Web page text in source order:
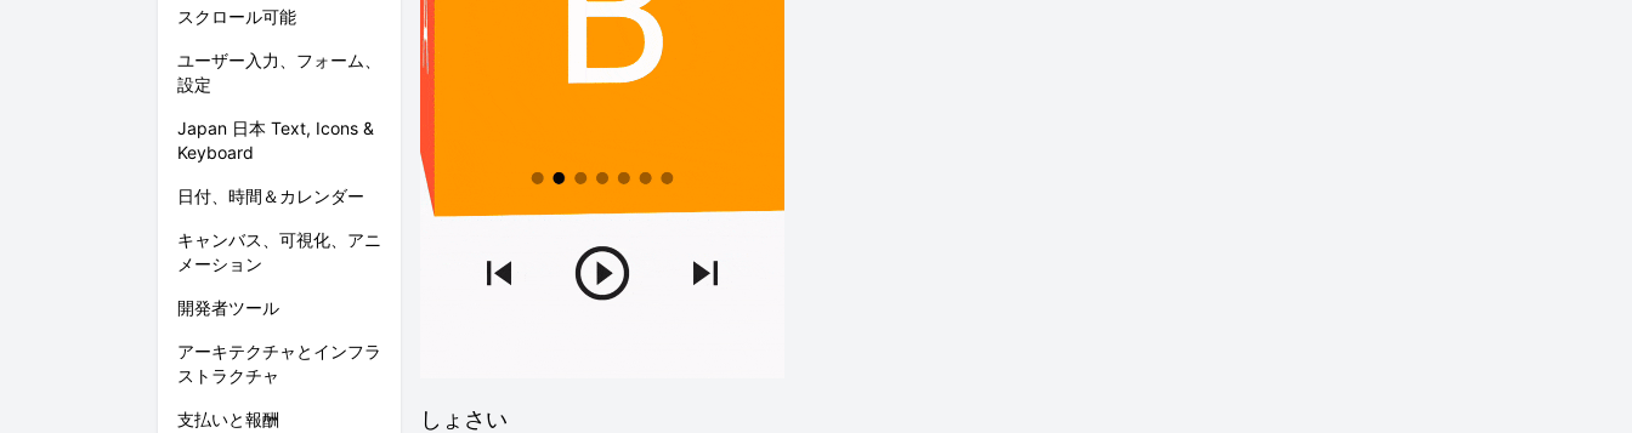
スクロール可能
ユーザー入力、フォーム、
設定
Japan 日本 Text, Icons &
Keyboard
日付、時間＆カレンダー
キャンバス、可視化、アニ
メーション
開発者ツール
アーキテクチャとインフラ
ストラクチャ
支払いと報酬 しょさい